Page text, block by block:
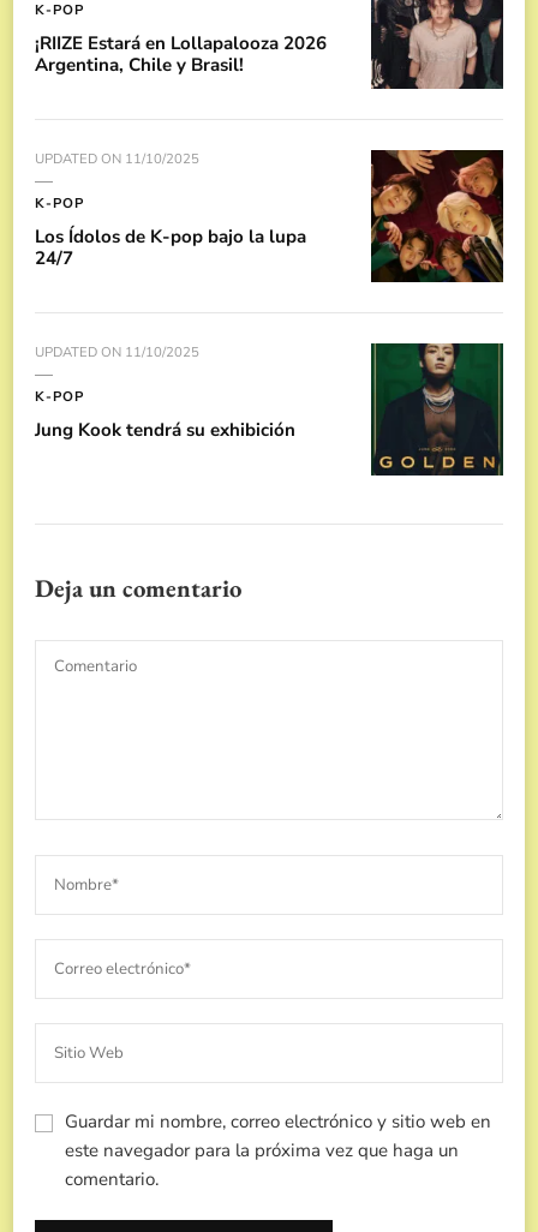
K-POP
¡RIIZE Estará en Lollapalooza 2026
Argentina, Chile y Brasil!
UPDATED ON 11/10/2025
K-POP
Los Ídolos de K-pop bajo la lupa
24/7
UPDATED ON 11/10/2025
K-POP
Jung Kook tendrá su exhibición
Deja un comentario
Guardar mi nombre, correo electrónico y sitio web en
este navegador para la próxima vez que haga un
comentario.